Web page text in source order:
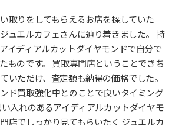
取りをしてもらえるお店を探していた
ュエルカフェさんに辿り着きました。 持
イディアルカットダイヤモンドで自分で
ものです。 買取専門店ということできち
いただけ、査定額も納得の価格でした。
ド買取強化中とのことで良いタイミング
入れのあるアイディアルカットダイヤモ
店でしっかり見てもらいたく ジュエルカ